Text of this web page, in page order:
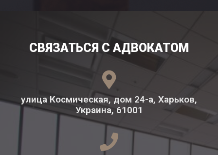
СВЯЗАТЬСЯ С АДВОКАТОМ
улица Космическая, дом 24-а, Харьков,
Украина, 61001